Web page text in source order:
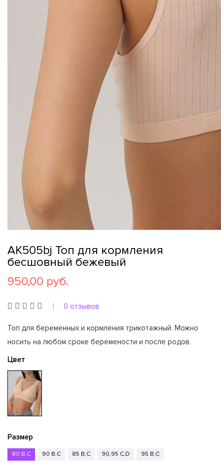
АК505bj Топ для кормления
бесшовный бежевый
950,00 руб.
0 отзывов
Топ для беременных и кормления трикотажный. Можно
носить на любом сроке беремености и после родов.
Цвет
Размер
80 B,C 90 B,C 85 B,C 90,95 C,D 95 B,C